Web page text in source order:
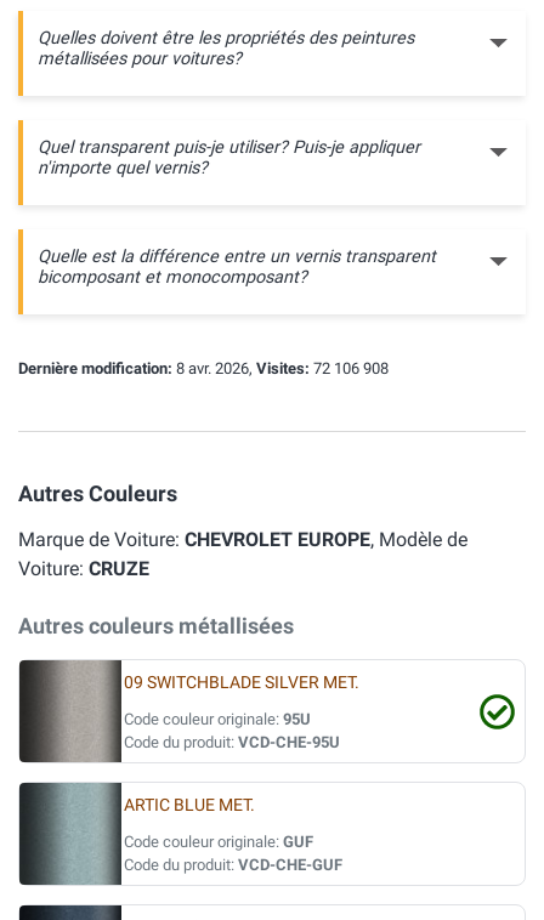
Quelles doivent être les propriétés des peintures
métallisées pour voitures?
Quel transparent puis-je utiliser? Puis-je appliquer
n'importe quel vernis?
Quelle est la différence entre un vernis transparent
bicomposant et monocomposant?
Dernière modification: 8 avr. 2026, Visites: 72 106 908
Autres Couleurs
Marque de Voiture: CHEVROLET EUROPE, Modèle de
Voiture: CRUZE
Autres couleurs métallisées
09 SWITCHBLADE SILVER MET.
Code couleur originale: 95U
Code du produit: VCD-CHE-95U
ARTIC BLUE MET.
Code couleur originale: GUF
Code du produit: VCD-CHE-GUF